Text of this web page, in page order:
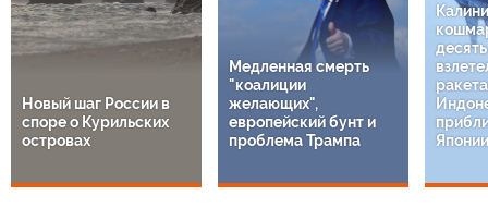
Новый шаг России в
споре о Курильских
островах
Медленная смерть
"коалиции
желающих",
европейский бунт и
проблема Трампа
Японии